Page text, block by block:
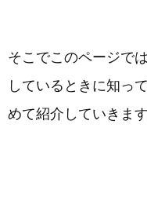
そこでこのページで
しているときに知っ
めて紹介していきます